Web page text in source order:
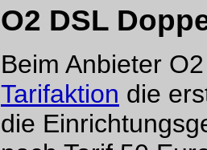
O2 DSL
Beim Anbieter
Tarifaktion die
die